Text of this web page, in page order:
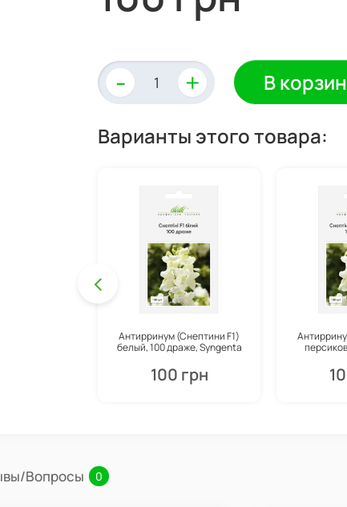
- + В
Варианты этого товара:
Антирринум (Снептини F1)
белый, 100 драже, Syngenta
100 грн
Вопросы 0